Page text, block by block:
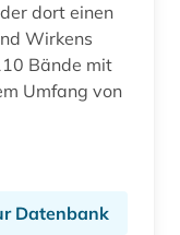
dort einen
Wirkens
Bände mit
Umfang von
Datenbank